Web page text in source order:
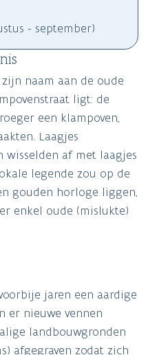
- september)
naam aan de oude
ligt: de
een klampoven,
Laagjes
wisselden af met laagjes
legende zou op de
gouden horloge liggen,
enkel oude (mislukte)
jaren een aardige
er nieuwe vennen
landbouwgronden
afgegraven zodat zich